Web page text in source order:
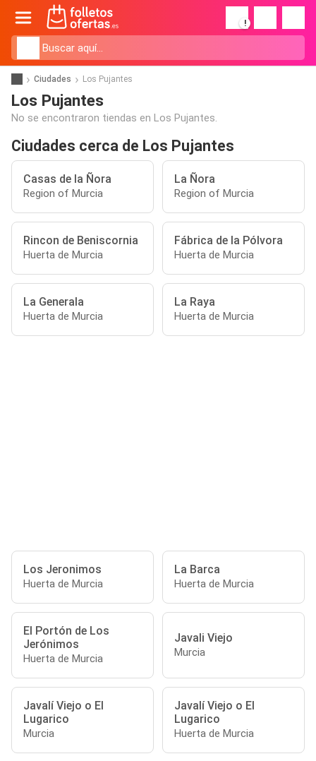
!
Ciudades Los Pujantes
Los Pujantes
No se encontraron tiendas en Los Pujantes.
Ciudades cerca de Los Pujantes
Casas de la Ñora
Region of Murcia
La Ñora
Region of Murcia
Rincon de Beniscornia
Huerta de Murcia
Fábrica de la Pólvora
Huerta de Murcia
La Generala
Huerta de Murcia
La Raya
Huerta de Murcia
Los Jeronimos
Huerta de Murcia
La Barca
Huerta de Murcia
El Portón de Los
Jerónimos
Huerta de Murcia
Javali Viejo
Murcia
Javalí Viejo o El
Lugarico
Murcia
Javalí Viejo o El
Lugarico
Huerta de Murcia